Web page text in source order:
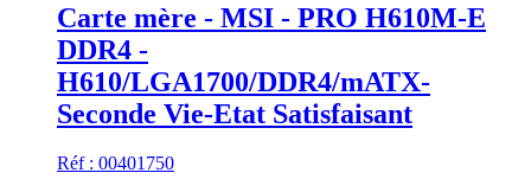
Carte mère - MSI - PRO H610M-E
DDR4 -
H610/LGA1700/DDR4/mATX-
Seconde Vie-Etat Satisfaisant
Réf : 00401750